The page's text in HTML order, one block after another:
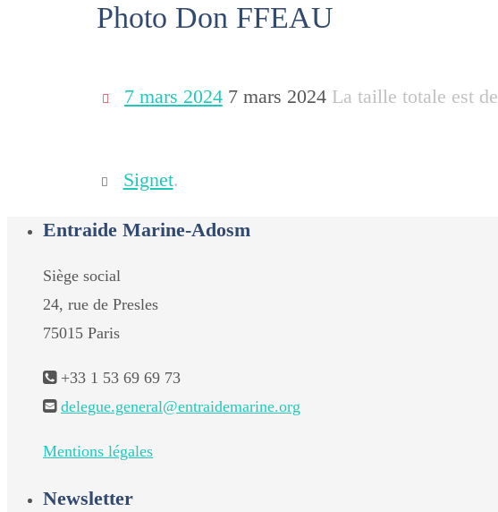
Photo Don FFEAU
7 mars 2024 7 mars 2024 La taille totale est de
Signet.
Entraide Marine-Adosm
Siège social
24, rue de Presles
75015 Paris
+33 1 53 69 69 73
delegue.general@entraidemarine.org
Mentions légales
Newsletter